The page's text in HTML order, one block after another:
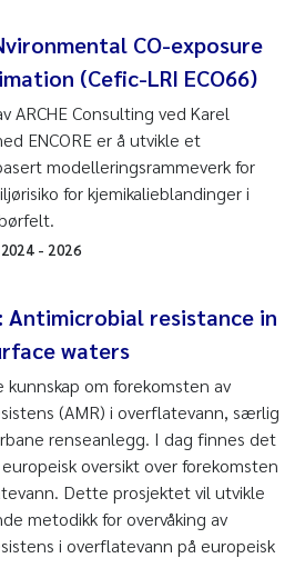
CO-exposure
(Cefic-LRI ECO66)
ARCHE Consulting ved Karel
ENCORE er å utvikle et
modelleringsrammeverk for
for kjemikalieblandinger i
2024- 2026
Antimicrobial resistance in
waters
kunnskap om forekomsten av
(AMR) i overflatevann, særlig
renseanlegg. I dag finnes det
oversikt over forekomsten
Dette prosjektet vil utvikle
metodikk for overvåking av
i overflatevann på europeisk